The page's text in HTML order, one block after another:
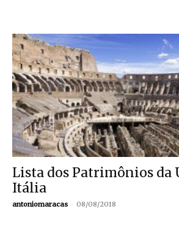
Lista dos Patrimônios da
Itália
antoniomaracas - 08/08/2018